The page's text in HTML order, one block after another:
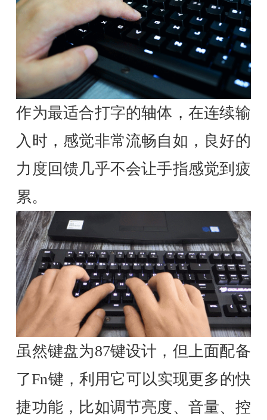
作为最适合打字的轴体，在连续输
入时，感觉非常流畅自如，良好的
力度回馈几乎不会让手指感觉到疲
累。
虽然键盘为87键设计，但上面配备
了Fn键，利用它可以实现更多的快
捷功能，比如调节亮度、音量、控